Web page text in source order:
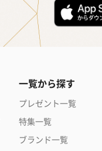
一覧から探す
プレゼント一覧
特集一覧
ブランド一覧